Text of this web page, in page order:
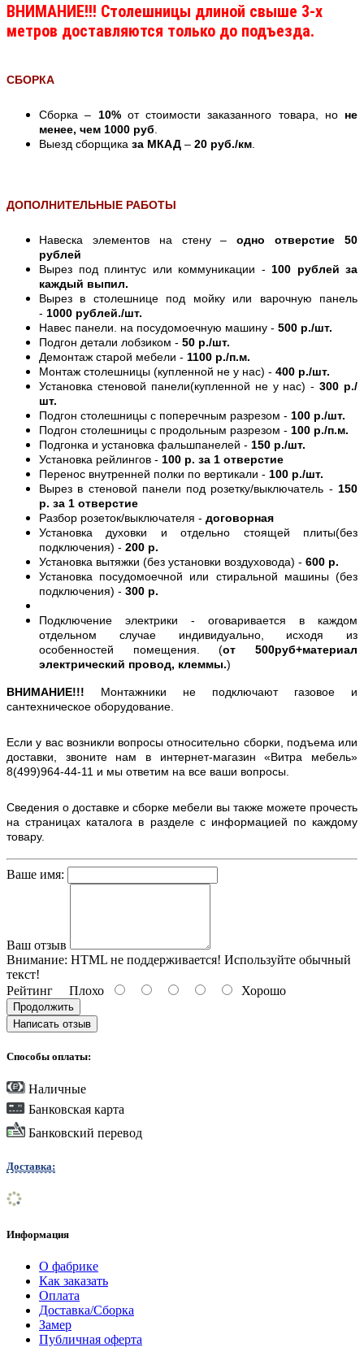
ВНИМАНИЕ!!! Столешницы длиной свыше 3-х
метров доставляются только до подъезда.
СБОРКА
Сборка – 10%от стоимости заказанного товара, но не
менее, чем 1000 руб
Выезд сборщика за МКАД – 20 руб./км
ДОПОЛНИТЕЛЬНЫЕ РАБОТЫ
Навеска элементов на стену –одно отверстие 50
рублей
Вырез под плинтус или коммуникации - 100 рублей за
каждый выпил.
Вырез в столешнице под мойку или варочную панель
- 1000 рублей./шт.
Навес панели. на посудомоечную машину - 500 р./шт.
Подгон детали лобзиком - 50 р./шт.
Демонтаж старой мебели - 1100 р./п.м.
Монтаж столешницы (купленной не у нас) - 400 р./шт.
Установка стеновой панели(купленной не у нас) -300 р./
шт.
Подгон столешницы с поперечным разрезом - 100 р./шт.
Подгон столешницы с продольным разрезом - 100 р./п.м.
Подгонка и установка фальшпанелей - 150 р./шт.
Установка рейлингов - 100 р. за 1 отверстие
Перенос внутренней полки по вертикали - 100 р./шт.
Вырез в стеновой панели под розетку/выключатель - 150
р. за 1 отверстие
Разбор розеток/выключателя - договорная
Установка духовки и отдельно стоящей плиты(без
подключения) - 200 р.
Установка вытяжки (без установки воздуховода) - 600 р.
Установка посудомоечной или стиральной машины (без
подключения) - 300 р.
Подключение электрики - оговаривается в каждом
отдельном случае индивидуально, исходя из
особенностей помещения. (от 500руб+материал
электрический провод, клеммы.)
ВНИМАНИЕ!!! Монтажники не подключают газовое и
сантехническое оборудование.
Если у вас возникли вопросы относительно сборки, подъема или
доставки, звоните нам в интернет-магазин «Витра мебель»
8(499)964-44-11 и мы ответим на все ваши вопросы.
Сведения о доставке и сборке мебели вы также можете прочесть
на страницах каталога в разделе с информацией по каждому
товару.
Ваше имя:
Ваш отзыв
Внимание: HTML не поддерживается! Используйте обычный
текст!
Рейтинг Плохо Хорошо
Продолжить
Написать отзыв
Способы оплаты:
Наличные
Банковская карта
Банковский перевод
Доставка:
Информация
О фабрике
Как заказать
Оплата
Доставка/Сборка
Замер
Публичная оферта